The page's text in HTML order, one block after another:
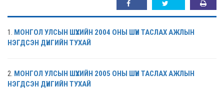
1. МОНГОЛ УЛСЫН ШҮҮХИЙН 2004 ОНЫ ШҮҮН ТАСЛАХ АЖЛЫН
НЭГДСЭН ДҮНГИЙН ТУХАЙ
2. МОНГОЛ УЛСЫН ШҮҮХИЙН 2005 ОНЫ ШҮҮН ТАСЛАХ АЖЛЫН
НЭГДСЭН ДҮНГИЙН ТУХАЙ